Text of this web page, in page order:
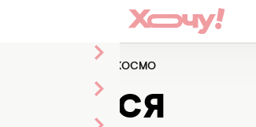
новый магазин КОСМО